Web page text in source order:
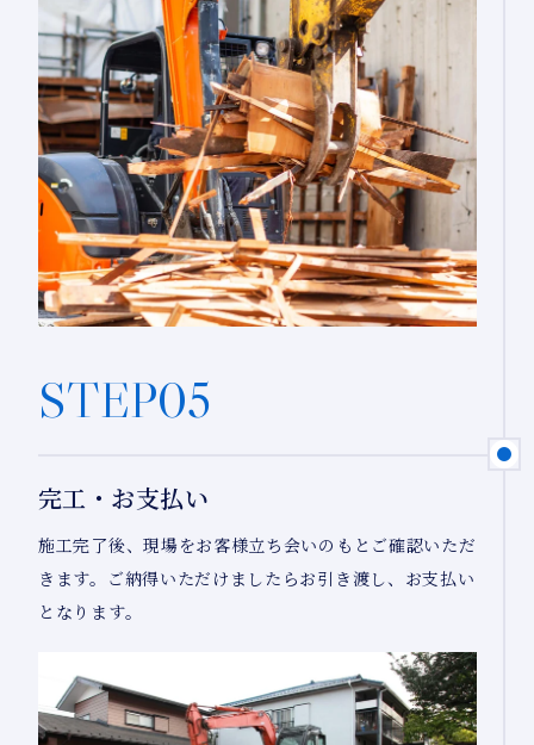
STEP05
完工・お支払い
施工完了後、現場をお客様立ち会いのもとご確認いただ
きます。ご納得いただけましたらお引き渡し、お支払い
となります。